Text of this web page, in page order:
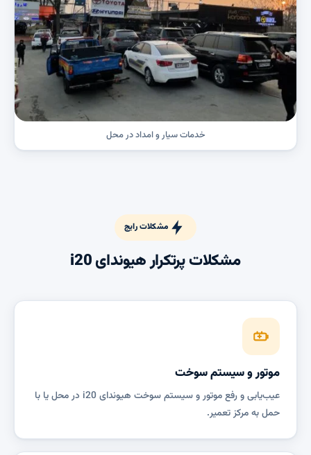
خدمات سیار و امداد در محل
مشکلات رایج
مشکلات پرتکرار هیوندای i20
موتور و سیستم سوخت
عیب‌یابی و رفع موتور و سیستم سوخت هیوندای i20 در محل یا با
حمل به مرکز تعمیر.